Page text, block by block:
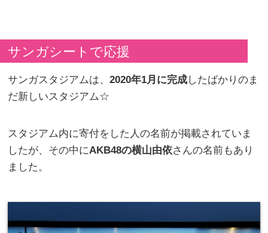
サンガシートで応援
サンガスタジアムは、2020年1月に完成したばかりのま
だ新しいスタジアム☆
スタジアム内に寄付をした人の名前が掲載されていま
したが、その中にAKB48の横山由依さんの名前もあり
ました。